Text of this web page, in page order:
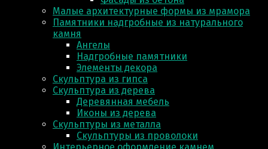
Малые архитектурные формы из мрамора
Памятники надгробные из натурального
камня
Ангелы
Надгробные памятники
Элементы декора
Скульптура из гипса
Скульптура из деревa
Деревянная мебель
Иконы из дерева
Скульптуры из металла
Скульптуры из проволоки